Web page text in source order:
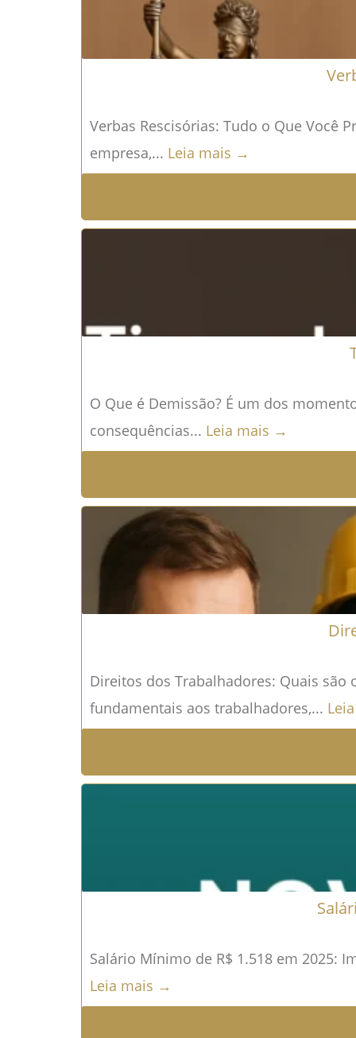
Verbas Rescisórias: Tudo o Que Você
empresa,... Leia mais →
O Que é Demissão? É um dos
consequências... Leia mais →
Direitos dos Trabalhadores: Quais são
fundamentais aos trabalhadores,...
Salário Mínimo de R$ 1.518 em 2025:
Leia mais →